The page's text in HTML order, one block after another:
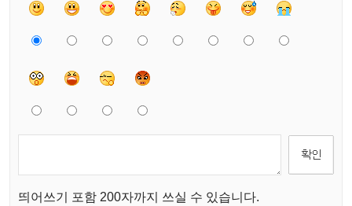
띄어쓰기 포함 200자까지 쓰실 수 있습니다.